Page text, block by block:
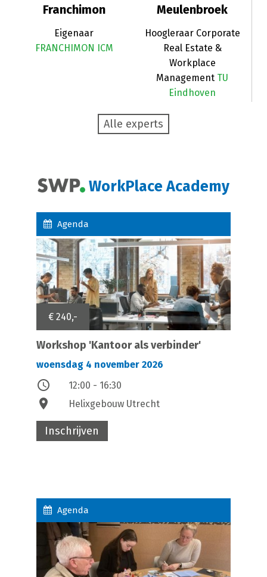
Franchimon
Eigenaar
FRANCHIMON ICM
Meulenbroek
Hoogleraar Corporate
Real Estate &
Workplace
Management TU
Eindhoven
Alle experts
WorkPlace Academy
Agenda
€ 240,-
Workshop 'Kantoor als verbinder'
woensdag 4 november 2026
access_time 12:00 - 16:30
location_on Helixgebouw Utrecht
Inschrijven
Agenda